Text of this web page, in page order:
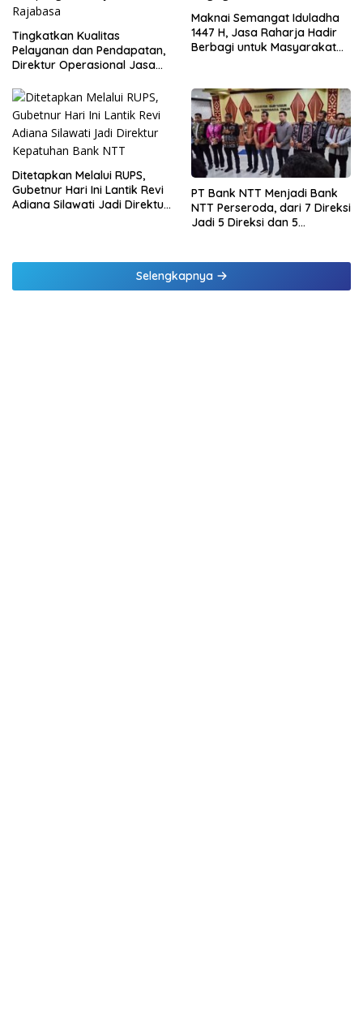
Tingkatkan Kualitas
Pelayanan dan Pendapatan,
Direktur Operasional Jasa
di Lampung dan Tinjau
Samsat Rajabasa
Maknai Semangat Iduladha
1447 H, Jasa Raharja Hadir
Berbagi untuk Masyarakat
Ditetapkan Melalui RUPS,
Gubetnur Hari Ini Lantik Revi
Adiana Silawati Jadi Direktur
PT Bank NTT Menjadi Bank
NTT Perseroda, dari 7 Direksi
Jadi 5 Direksi dan 5
Selengkapnya